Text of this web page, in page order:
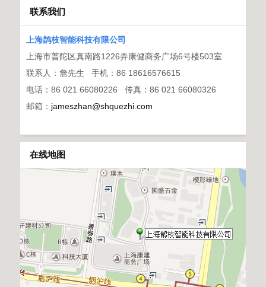
联系我们
上海鹊枝智能科技有限公司
上海市普陀区真南路1226弄康健商务广场6号楼503室
联系人：詹先生 手机：86 18616576615
电话：86 021 66080226
传真：86 021 66080326
邮箱： jameszhan@shquezhi.com
在线地图